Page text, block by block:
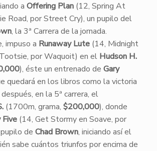
a Offering Plan(12, Spring At
Road, por Street Cry), un pupilo del
, la 3ª Carrera de la jornada.
impuso a Runaway Lute(14, Midnight
por Waquoit) en el Hudson H.
), éste un entrenado de Gary
quedará en los libros como la victoria
en la 5ª carrera, el
(1700m, grama, $200,000), donde
(14, Get Stormy en Soave, por
de Chad Brown, iniciando así el
sabe cuántos triunfos por encima de